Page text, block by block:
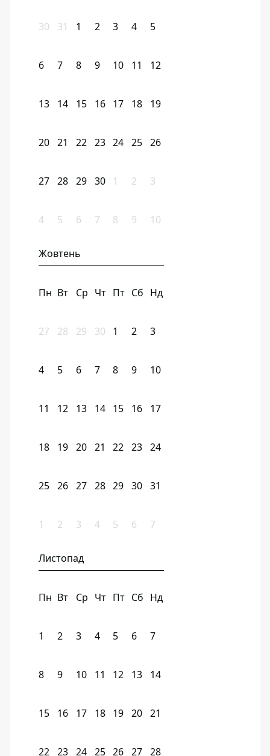
30 31 1 2 3 4 5
6 7 8 9 10 11 12
13 14 15 16 17 18 19
20 21 22 23 24 25 26
27 28 29 30 1 2 3
4 5 6 7 8 9 10
Жовтень
Пн Вт Ср Чт Пт Сб Нд
27 28 29 30 1 2 3
4 5 6 7 8 9 10
11 12 13 14 15 16 17
18 19 20 21 22 23 24
25 26 27 28 29 30 31
1 2 3 4 5 6 7
Листопад
Пн Вт Ср Чт Пт Сб Нд
1 2 3 4 5 6 7
8 9 10 11 12 13 14
15 16 17 18 19 20 21
22 23 24 25 26 27 28